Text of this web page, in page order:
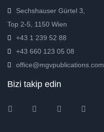
Sechshauser Gürtel 3,
Top 2-5, 1150 Wien
+43 1 239 52 88
+43 660 123 05 08
office@mgvpublications.com
Bizi takip edin
InstagramFacebookTwitter